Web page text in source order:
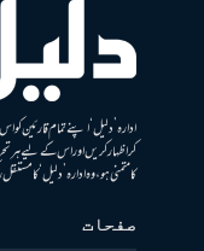
ادارہ ’دلیل‘ اپنے تمام قارئین
کر اظہار کریں اور اس کے لیے ہر
کا متمنی ہو، وہ ادارہ ’دلیل‘ کا
صفحات